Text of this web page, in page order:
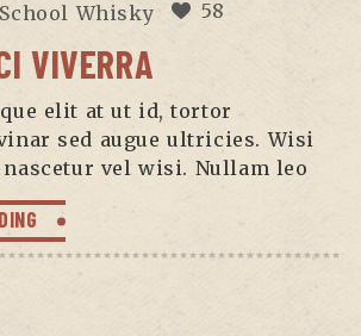
Whisky 58
VIVERRA
elit at ut id, tortor
sed augue ultricies. Wisi
vel wisi. Nullam leo